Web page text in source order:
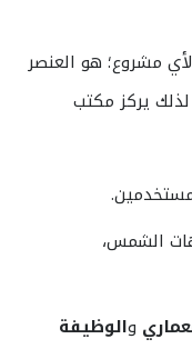
مشروع؛ هو العنصر
يركز مكتب
الشمس،
والوظيفة